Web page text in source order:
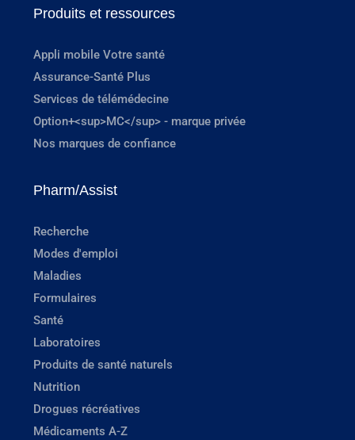
Produits et ressources
Appli mobile Votre santé
Assurance-Santé Plus
Services de télémédecine
Option+<sup>MC</sup> - marque privée
Nos marques de confiance
Pharm/Assist
Recherche
Modes d'emploi
Maladies
Formulaires
Santé
Laboratoires
Produits de santé naturels
Nutrition
Drogues récréatives
Médicaments A-Z